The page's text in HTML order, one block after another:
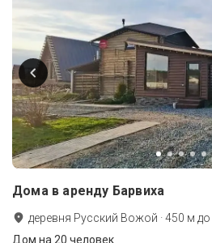
Дома в аренду Барвиха
деревня Русский Вожой ·450 м до
Дом на 20 человек